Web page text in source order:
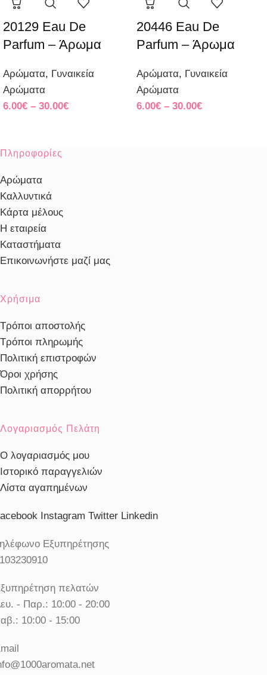
20129 Eau De
Parfum – Άρωμα
Αρώματα, Γυναικεία
Αρώματα
6.00€ – 30.00€
20446 Eau De
Parfum – Άρωμα
Αρώματα, Γυναικεία
Αρώματα
6.00€ – 30.00€
Πληροφορίες
Αρώματα
Καλλυντικά
Κάρτα μέλους
Η εταιρεία
Καταστήματα
Επικοινωνήστε μαζί μας
Χρήσιμα
Τρόποι αποστολής
Τρόποι πληρωμής
Πολιτική επιστροφών
Όροι χρήσης
Πολιτική απορρήτου
Λογαριασμός Πελάτη
Ο λογαριασμός μου
Ιστορικό παραγγελιών
Λίστα αγαπημένων
Instagram Twitter Linkedin
Εξυπηρέτησης
πελατών
- Παρ.: 10:00 - 20:00
10:00 - 15:00